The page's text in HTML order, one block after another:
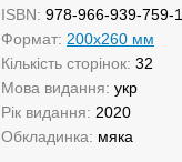
ISBN: 978-966-939-759-1
Формат: 200х260 мм
Кількість сторінок: 32
Мова видання: укр
Рік видання: 2020
Обкладинка: мяка